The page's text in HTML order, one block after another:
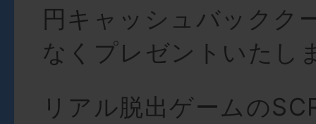
円キャッシュバックク
なくプレゼントいたし
リアル脱出ゲームの